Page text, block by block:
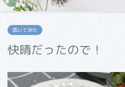
呟いてみた
快晴だったので！